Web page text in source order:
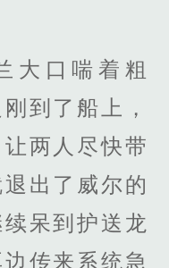
大口喘着粗
到了船上，
两人尽快带
出了威尔的
呆到护送龙
传来系统急